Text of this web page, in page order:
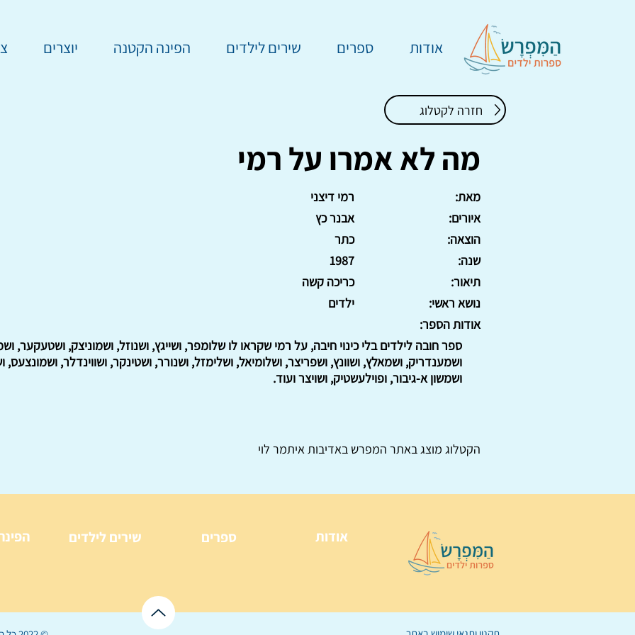
אודות ספרים שירים לילדים הפינה הקטנה יוצרים
חזרה לקטלוג
מה לא אמרו על רמי
רמי דיצני
מאת:
אבנר כץ
איורים:
כתר
הוצאה:
1987
שנה:
כריכה קשה
תיאור:
ילדים
נושא ראשי:
אודות הספר:
ספר חובה לילדים בלי כינוי חיבה, על רמי שקראו לו שלומפר, ושייגץ, ושנוזל, ושמוניצק, ושטעקער,
ושמענדריק, ושמאלץ, ושוונץ, ושפריצר, ושלומיאל, ושלימזל, ושנורר, ושטינקר, ושווינדלר, ושמונצעס,
ושמשון א-גיבור, ופוילעשטיק, ושויצר ועוד.
הקטלוג מוצג באתר המפרש באדיבות איתמר לוי
שירים לילדים ספרים אודות